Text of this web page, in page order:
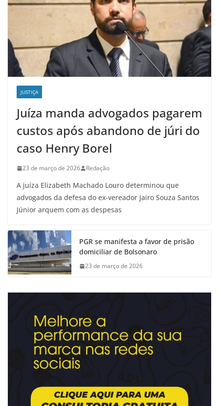
JUSTIÇA
Juíza manda advogados pagarem
custos após abandono de júri do
caso Henry Borel
23 de março de 2026 Redação
A juíza Elizabeth Machado Louro determinou que
advogados da defesa do ex-vereador Jairo Souza Santos
Júnior arquem com as despesas
PGR se manifesta a favor de prisão
domiciliar de Bolsonaro
23 de março de 2026